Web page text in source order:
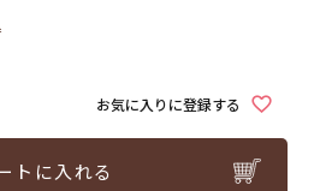
お気に入りに登録する
トに入れる